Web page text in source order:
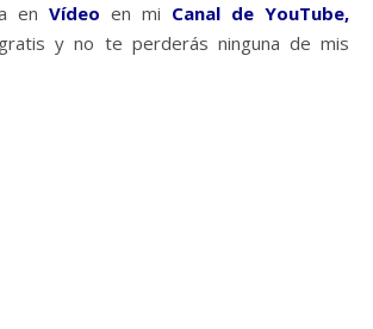
en Vídeo en mi Canal de YouTube,
y no te perderás ninguna de mis